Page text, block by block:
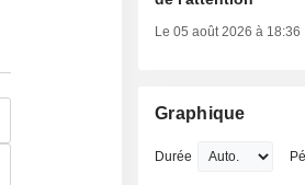
Le 05 août 2026 à 18:36
Graphique
Durée